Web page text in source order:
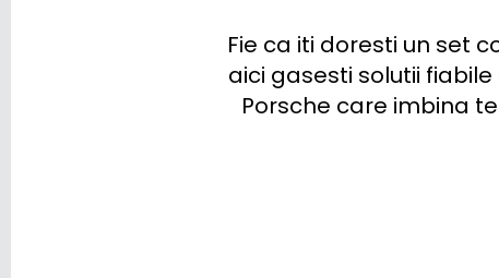
Fie ca iti doresti un set
aici gasesti solutii
Porsche care imbina